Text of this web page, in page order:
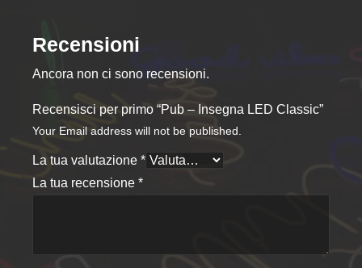
Recensioni
Ancora non ci sono recensioni.
Recensisci per primo “Pub – Insegna LED Classic”
Your Email address will not be published.
La tua valutazione *
La tua recensione *